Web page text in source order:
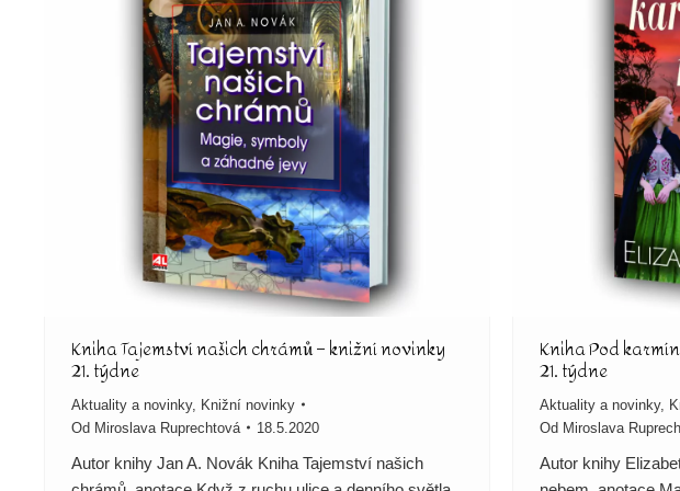
Kniha Tajemství našich chrámů – knižní novinky
21. týdne
Aktuality a novinky, Knižní novinky
Od Miroslava Ruprechtová 18.5.2020
Autor knihy Jan A. Novák Kniha Tajemství našich
Kniha Pod
21. týdne
Aktuality a novinky,
Od Miroslava
Autor knihy